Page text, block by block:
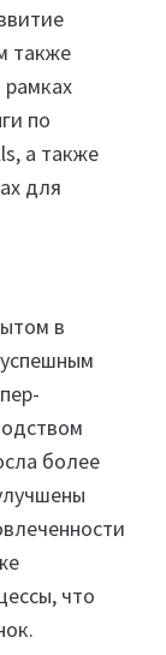
также
по
а также
для
в
более
что